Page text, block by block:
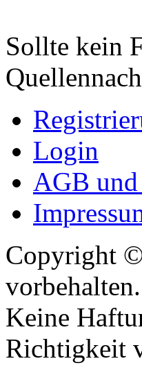
Sollte kein
Login
AGB und
Copyright
vorbehalten.
Keine
Richtigkeit